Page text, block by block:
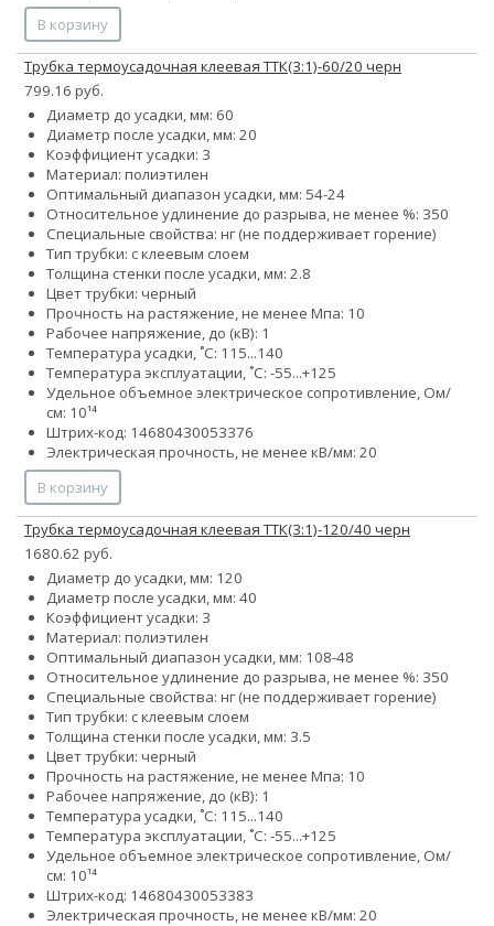
В корзину
Трубка термоусадочная клеевая ТТК(3:1)-60/20 черн
799.16 руб.
Диаметр до усадки, мм: 60
Диаметр после усадки, мм: 20
Коэффициент усадки: 3
Материал: полиэтилен
Оптимальный диапазон усадки, мм: 54-24
Относительное удлинение до разрыва, не менее %: 350
Специальные свойства: нг (не поддерживает горение)
Тип трубки: с клеевым слоем
Толщина стенки после усадки, мм: 2.8
Цвет трубки: черный
Прочность на растяжение, не менее Мпа: 10
Рабочее напряжение, до (кВ): 1
Температура усадки, ˚С: 115...140
Температура эксплуатации, ˚С: -55...+125
Удельное объемное электрическое сопротивление, Ом/
см: 10¹⁴
Штрих-код: 14680430053376
Электрическая прочность, не менее кВ/мм: 20
В корзину
Трубка термоусадочная клеевая ТТК(3:1)-120/40 черн
1680.62 руб.
Диаметр до усадки, мм: 120
Диаметр после усадки, мм: 40
Коэффициент усадки: 3
Материал: полиэтилен
Оптимальный диапазон усадки, мм: 108-48
Относительное удлинение до разрыва, не менее %: 350
Специальные свойства: нг (не поддерживает горение)
Тип трубки: с клеевым слоем
Толщина стенки после усадки, мм: 3.5
Цвет трубки: черный
Прочность на растяжение, не менее Мпа: 10
Рабочее напряжение, до (кВ): 1
Температура усадки, ˚С: 115...140
Температура эксплуатации, ˚С: -55...+125
Удельное объемное электрическое сопротивление, Ом/
см: 10¹⁴
Штрих-код: 14680430053383
Электрическая прочность, не менее кВ/мм: 20